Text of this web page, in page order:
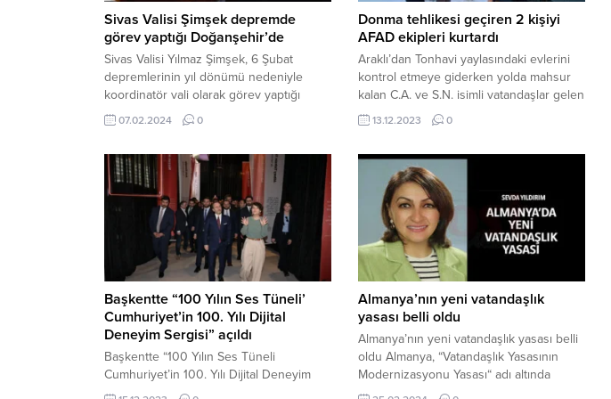
Sivas Valisi Şimşek depremde
görev yaptığı Doğanşehir’de
Sivas Valisi Yılmaz Şimşek, 6 Şubat
depremlerinin yıl dönümü nedeniyle
koordinatör vali olarak görev yaptığı
Malatya’nın Doğanşehir ilçesini ziyaret
etti. Vali Şimşek, depremlerden etkilenen
vatandaşlarla bir araya geldi…. 7 Şubat
2024, 16:54 yayınlandı Sivas Valisi Yılmaz
Şimşek, asrın felaketinin birinci yıl
dönümünde koordinatör vali olarak
görev...
07.02.2024 0
Donma tehlikesi geçiren 2 kişiyi
AFAD ekipleri kurtardı
Araklı’dan Tonhavi yaylasındaki evlerini
kontrol etmeye giderken yolda mahsur
kalan C.A. ve S.N. isimli vatandaşlar gelen
ihbar üzerine Jandarma ve AFAD
Ekiplerince kurtarıldılar. 13 Aralık 2023,
2 kişiyi AFAD ekipleri kurtardı Yaşar
YILDIZ-Bayburt Bayburt Valiliğinden
yapılan açıklamada Bayburt Aydıntepe
Sorkunlu Köyü Tonhavi Yaylası
mevkiinde...
13.12.2023 0
Başkentte “100 Yılın Ses Tüneli’
Cumhuriyet’in 100. Yılı Dijital
Deneyim Sergisi” açıldı
Başkentte “100 Yılın Ses Tüneli
Cumhuriyet’in 100. Yılı Dijital Deneyim
Sergisi” açıldı “100 Yılın Ses Tüneli
Almanya’nın yeni vatandaşlık
yasası belli oldu
Almanya’nın yeni vatandaşlık yasası belli
oldu Almanya, “Vatandaşlık Yasasının
Modernizasyonu Yasası“ adı altında
Vatandaşlık Yasası hususunda önemli